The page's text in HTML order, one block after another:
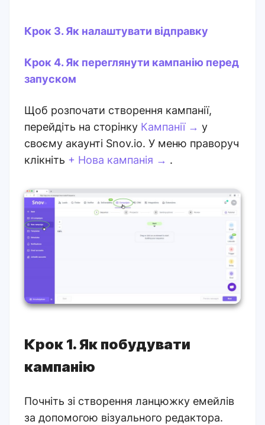
Крок 3. Як налаштувати відправку
Крок 4. Як переглянути кампанію перед
запуском
Щоб розпочати створення кампанії,
перейдіть на сторінку Кампанії → у
своєму акаунті Snov.io. У меню праворуч
клікніть + Нова кампанія → .
Крок 1. Як побудувати
кампанію
Почніть зі створення ланцюжку емейлів
за допомогою візуального редактора.